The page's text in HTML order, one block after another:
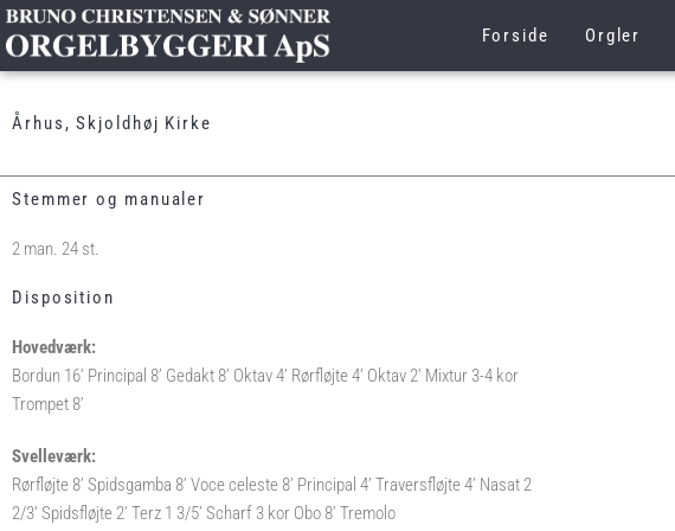
Gå
til
indholdet
Forside Orgler
Århus, Skjoldhøj Kirke
Stemmer og manualer
2 man. 24 st.
Disposition
Hovedværk:
Bordun 16’ Principal 8’ Gedakt 8’ Oktav 4’ Rørfløjte 4’ Oktav 2’ Mixtur 3-4 kor
Trompet 8’
Svelleværk:
Rørfløjte 8’ Spidsgamba 8’ Voce celeste 8’ Principal 4’ Traversfløjte 4’ Nasat 2
2/3’ Spidsfløjte 2’ Terz 1 3/5’ Scharf 3 kor Obo 8’ Tremolo